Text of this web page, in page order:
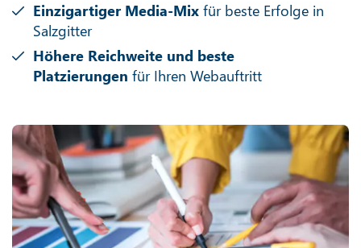
Einzigartiger Media-Mix für beste Erfolge in
Salzgitter
Höhere Reichweite und beste
Platzierungen für Ihren Webauftritt